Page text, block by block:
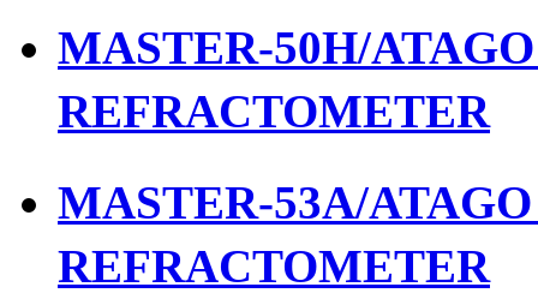
MASTER-50H/
REFRACTOMETER
MASTER-53A/
REFRACTOMETER